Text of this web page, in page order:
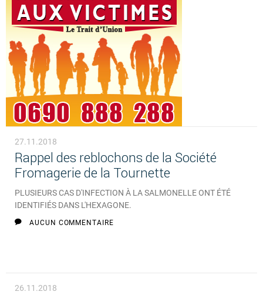
27.11.2018
Rappel des reblochons de la Société
Fromagerie de la Tournette
PLUSIEURS CAS D'INFECTION À LA SALMONELLE ONT ÉTÉ
IDENTIFIÉS DANS L'HEXAGONE.
AUCUN COMMENTAIRE
26.11.2018